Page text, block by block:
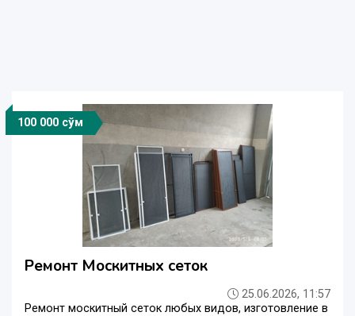
100 000 сўм
Ремонт Москитных сеток
25.06.2026, 11:57
Ремонт москитный сеток любых видов, изготовление в